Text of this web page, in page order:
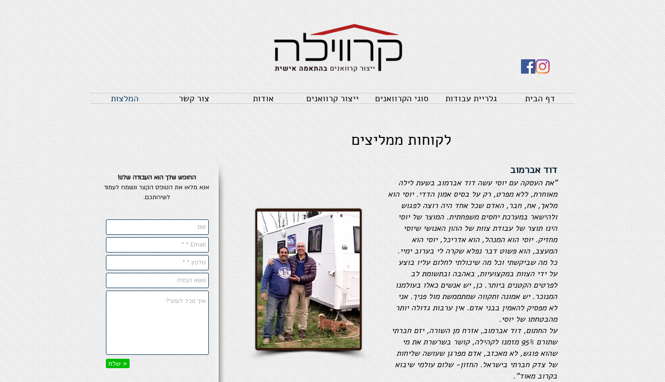
המלצות צור קשר אודות ייצור קרוואנים סוגי הקרוואנים גלריית עבודות דף הבית
לקוחות ממליצים
החופש שלך הוא העבודה שלנו!
אנא מלאו את הטופס הקצר ונשמח לעמוד
לשירותכם.
שלח »
דוד אברמוב
"את העסקה עם יוסי עשה דוד אברמוב בשעת לילה
מאוחרת, ללא מפרט, רק על בסיס אמון הדדי. יוסי הוא
מלאך, אח, חבר, האדם שכל אחד היה רוצה לפגוש
ולהישאר במערכת יחסים משפחתית. המוצר של יוסי
הינו תוצר של עבודת צוות של ההון האנושי שיוסי
מחזיק. יוסי הוא המנהל, הוא אדריכל, יוסי הוא
המעצב, הוא פשוט דבר נפלא שקרה לי בערוב ימיי.
כל מה שביקשתי וכל מה שיכולתי לחלום עליו בוצע
על ידי הצוות במקצועיות, באהבה ובתשומת לב
לפרטים הקטנים ביותר. כן, יש אנשים כאלו בעולמנו
המנוכר. יש אמונה ותקווה שמתממשת מול פניך. אני
לא מפסיק להאמין בבני אדם. אין ערבות גדולה יותר
מהבטחתו של יוסי.
על החתום, דוד אברמוב, אזרח מן השורה, יזם חברתי
שתורם 95% מזמנו לקהילה, קושר בשרשרת את מי
שהוא פוגש, לא מאכזב, אדם מפרגן שעושה שליחות
של צדק חברתי בישראל. החזון- שלום עולמי שיבוא
בקרוב מאוד".